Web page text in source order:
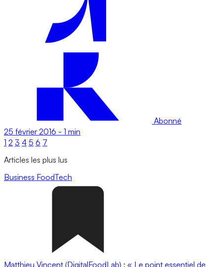
Abonné
25 février 2016 - 1 min
1 2 3 4 5 6 7
Articles les plus lus
Business FoodTech
Matthieu Vincent (DigitalFoodLab) : « Le point essentiel de